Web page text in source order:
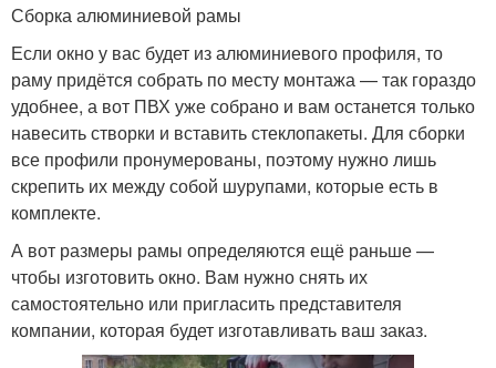
Сборка алюминиевой рамы
Если окно у вас будет из алюминиевого профиля, то
раму придётся собрать по месту монтажа — так гораздо
удобнее, а вот ПВХ уже собрано и вам останется только
навесить створки и вставить стеклопакеты. Для сборки
все профили пронумерованы, поэтому нужно лишь
скрепить их между собой шурупами, которые есть в
комплекте.
А вот размеры рамы определяются ещё раньше —
чтобы изготовить окно. Вам нужно снять их
самостоятельно или пригласить представителя
компании, которая будет изготавливать ваш заказ.